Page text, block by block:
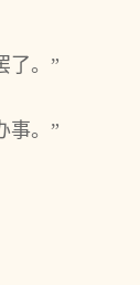
了。”
事。”